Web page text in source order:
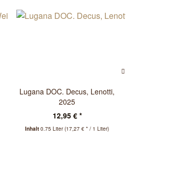
Lugana DOC. Decus, Lenotti,
2025
12,95 € *
Inhalt0.75 Liter(17,27 € * / 1 Liter)